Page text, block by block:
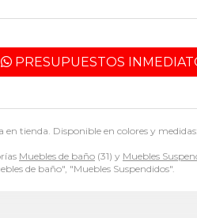
en tienda. Disponible en colores y
Muebles de baño (31) y Muebles
de baño", "Muebles Suspendidos".
PRESUPUESTOS